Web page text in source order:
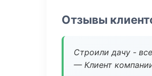
Отзывы
Строили дачу -
— Клиент